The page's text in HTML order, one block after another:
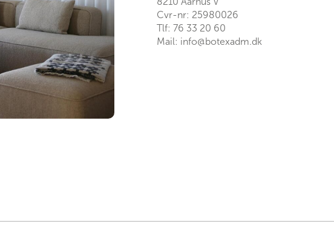
Cvr-nr: 25980026
Tlf: 76 33 20 60
Mail: info@botexadm.dk